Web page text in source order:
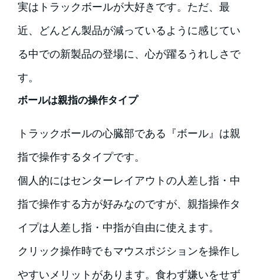
実はトラックボールが大好きです。ただ、最
近、どんどん製品が減っているように感じてい
る中での新製品の登場に、心が躍るうれしさで
す。
ボールは親指の操作タイプ
トラックボールの心臓部である『ボール』は親
指で操作するタイプです。
個人的にはセンターレイアウトの人差し指・中
指で操作する方が好みなのですが、親指操作タ
イプは人差し指・中指が自由に使えます。
クリック操作時でもマウスポジションを操作し
やすいメリットがあります。食わず嫌いをせず